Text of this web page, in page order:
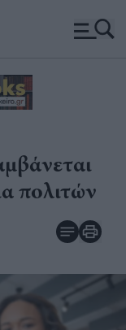
πολιτών